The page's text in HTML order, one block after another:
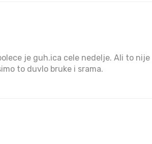
je guh.ica cele nedelje. Ali to nije
to duvlo bruke i srama.